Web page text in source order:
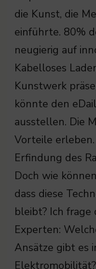
die Kunst, die
einführte. 80%
neugierig auf
Kabelloses
Kunstwerk
könnte den
ausstellen. Die
Vorteile
Erfindung des
Doch wie
dass diese
bleibt? Ich frage
Experten:
Ansätze gibt es
Elektromobilität?